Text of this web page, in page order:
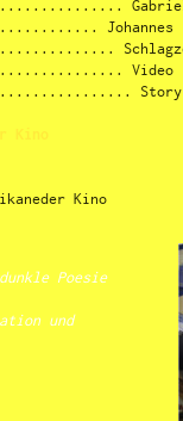
Johannes
Video
Story /
Kino
Poesie
und